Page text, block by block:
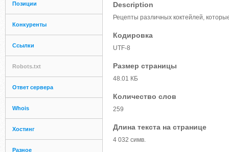
Позиции
Конкуренты
Ссылки
Robots.txt
Ответ сервера
Whois
Хостинг
Разное
Description
Рецепты различных коктейлей,
Кодировка
UTF-8
Размер страницы
48.01 КБ
Количество слов
259
Длина текста на странице
4 032 симв.